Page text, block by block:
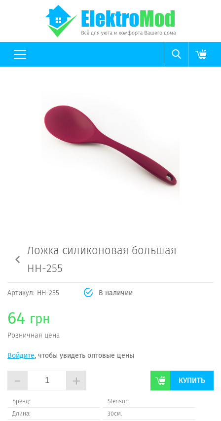
Ложка силиконовая большая
НН-255
Артикул: НН-255 В наличии
64 грн
Розничная цена
Войдите, чтобы увидеть оптовые цены
- + КУПИТЬ
Бренд:
Stenson
Длина:
30см.